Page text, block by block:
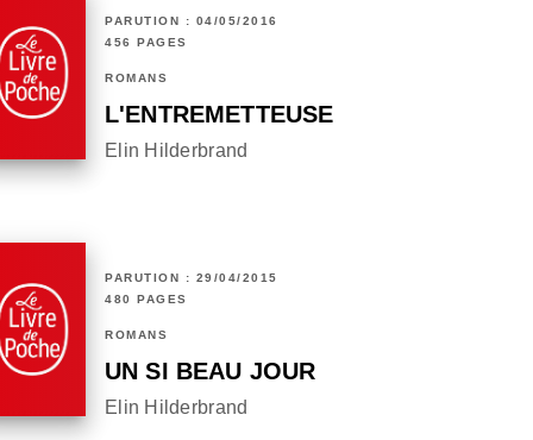
PARUTION : 04/05/2016
456 PAGES
ROMANS
L'ENTREMETTEUSE
Elin Hilderbrand
PARUTION : 29/04/2015
480 PAGES
ROMANS
UN SI BEAU JOUR
Elin Hilderbrand